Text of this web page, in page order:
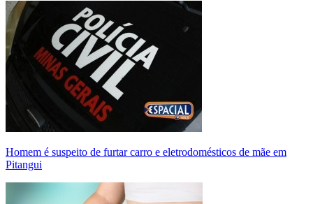
Homem é suspeito de furtar carro e eletrodomésticos de mãe em
Pitangui